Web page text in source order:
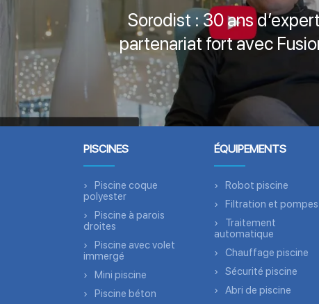
Sorodist : 30 ans
partenariat fort avec
PISCINES
Piscine coque
polyester
Piscine à parois
droites
Piscine avec volet
immergé
Mini piscine
Piscine béton
ÉQUIPEMENTS
Robot piscine
Filtration et pompes
Traitement
automatique
Chauffage piscine
Sécurité piscine
Abri de piscine